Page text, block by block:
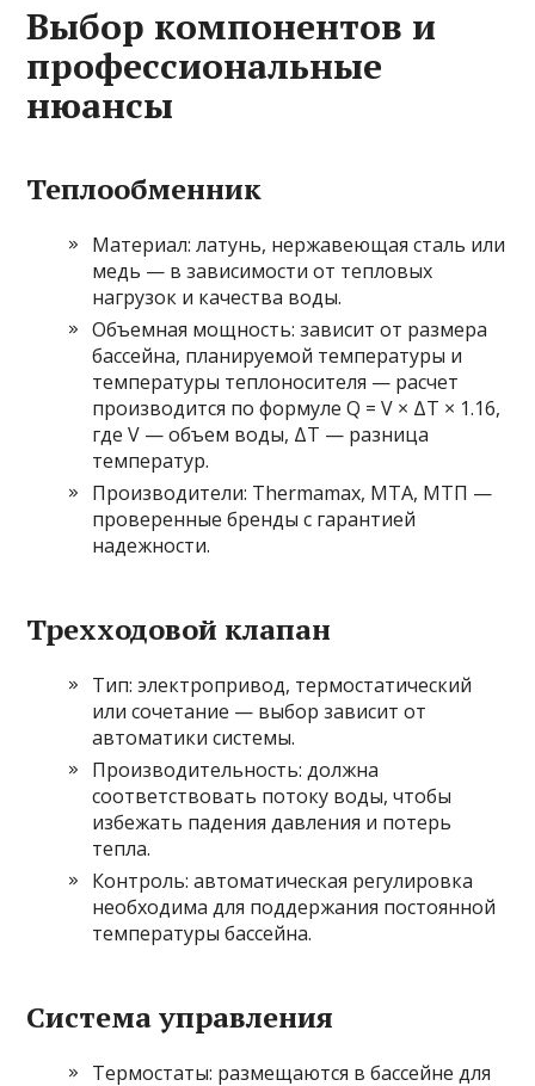
Выбор компонентов и
профессиональные
нюансы
Теплообменник
Материал: латунь, нержавеющая сталь или
медь — в зависимости от тепловых
нагрузок и качества воды.
Объемная мощность: зависит от размера
бассейна, планируемой температуры и
температуры теплоносителя — расчет
производится по формуле Q = V × ΔT × 1.16,
где V — объем воды, ΔT — разница
температур.
Производители: Thermamax, MTA, МТП —
проверенные бренды с гарантией
надежности.
Трехходовой клапан
Тип: электропривод, термостатический
или сочетание — выбор зависит от
автоматики системы.
Производительность: должна
соответствовать потоку воды, чтобы
избежать падения давления и потерь
тепла.
Контроль: автоматическая регулировка
необходима для поддержания постоянной
температуры бассейна.
Система управления
Термостаты: размещаются в бассейне для